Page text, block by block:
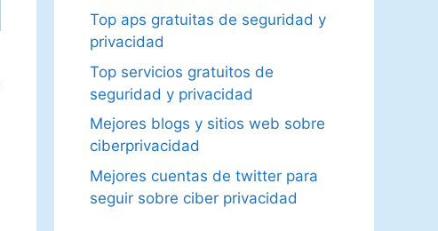
Top aps gratuitas de seguridad y
privacidad
Top servicios gratuitos de
seguridad y privacidad
Mejores blogs y sitios web sobre
ciberprivacidad
Mejores cuentas de twitter para
seguir sobre ciber privacidad